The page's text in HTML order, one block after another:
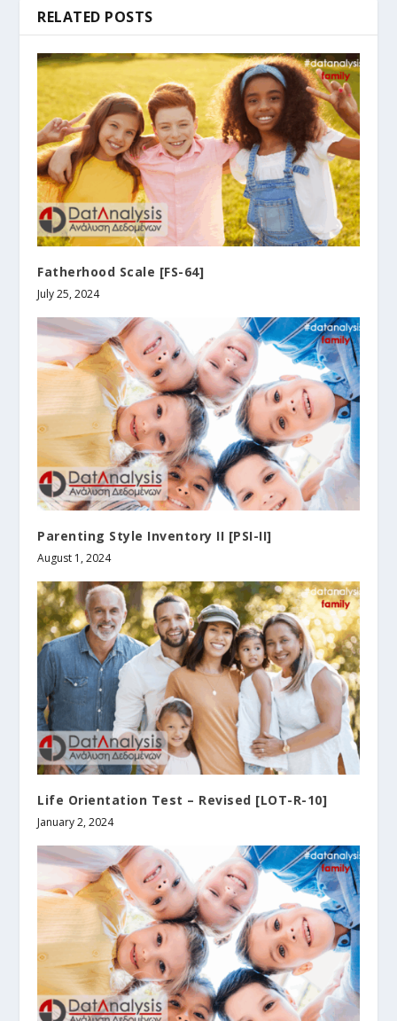
RELATED POSTS
Fatherhood Scale [FS-64]
July 25, 2024
Parenting Style Inventory II [PSI-II]
August 1, 2024
Life Orientation Test – Revised [LOT-R-10]
January 2, 2024